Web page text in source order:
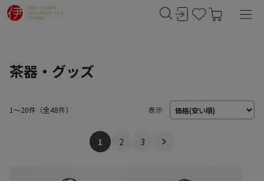
茶器・グッズ
表示
1～20件 （ 48件）
1 2 3